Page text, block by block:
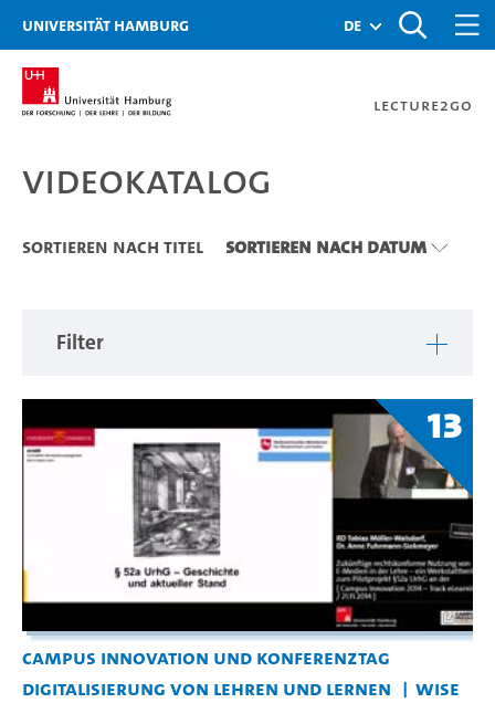
Zu den Filtern
Zur Metanavigation
Zur Hauptnavigation
Zur Suche
Zum Inhalt
Zum Seitenfuss
Universität Hamburg de
Lecture2Go
Videokatalog
Videokatalog
Sortieren nach Titel Sortieren nach Datum
Filter
13
Campus Innovation und Konferenztag
Digitalisierung von Lehren und Lernen
WiSe